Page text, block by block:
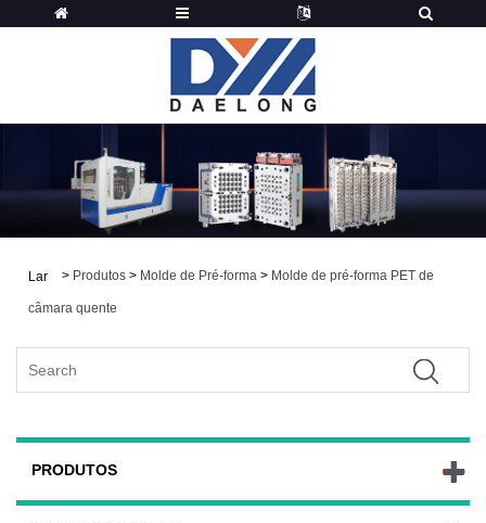
Lar > Produtos > Molde de Pré-forma > Molde de pré-forma PET de
câmara quente
PRODUTOS